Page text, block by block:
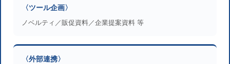
〈ツール企画〉
ノベルティ／販促資料／企業提案資料 等
〈外部連携〉